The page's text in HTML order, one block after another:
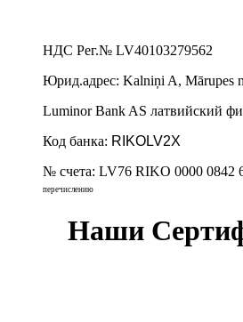
НДС Рег.№ LV40103279562
Юрид.адрес: Kalniņi A, Mārupes
Luminor Bank AS латвийский
Код банка: RIKOLV2X
№ счета: LV76 RIKO 0000 0842
перечислению
Наши